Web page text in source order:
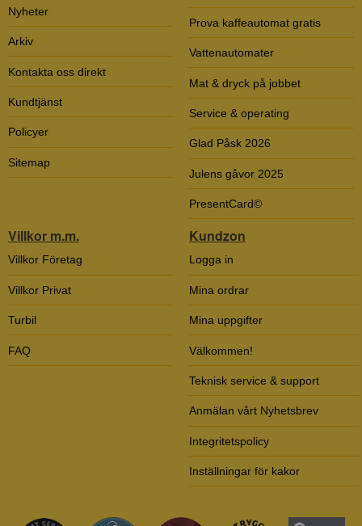
Nyheter
Arkiv
Kontakta oss direkt
Kundtjänst
Policyer
Sitemap
Prova kaffeautomat gratis
Vattenautomater
Mat & dryck på jobbet
Service & operating
Glad Påsk 2026
Julens gåvor 2025
PresentCard©
Villkor m.m.
Villkor Företag
Villkor Privat
Turbil
FAQ
Kundzon
Logga in
Mina ordrar
Mina uppgifter
Välkommen!
Teknisk service & support
Anmälan vårt Nyhetsbrev
Integritetspolicy
Inställningar för kakor